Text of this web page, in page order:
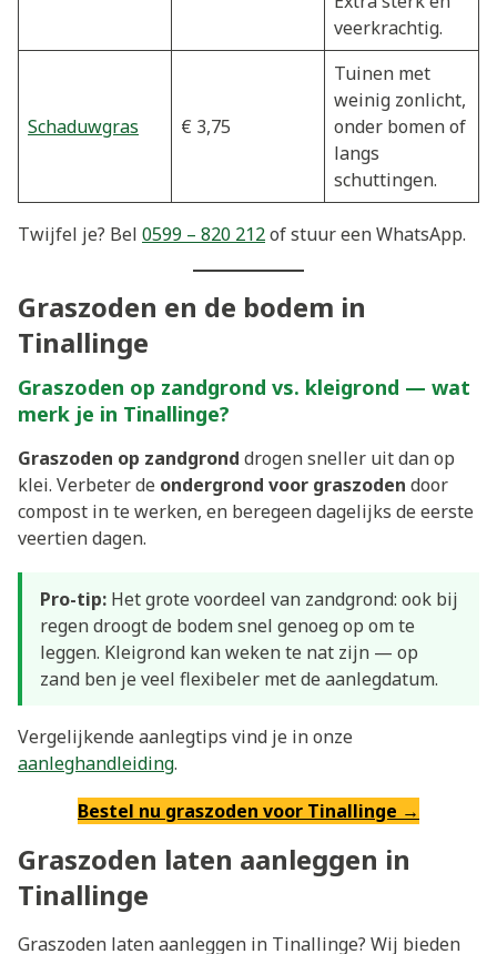
veerkrachtig.
Schaduwgras € 3,75
Tuinen met
weinig zonlicht,
onder bomen of
langs
schuttingen.
Twijfel je? Bel 0599 – 820 212of stuur een WhatsApp.
Graszoden en de bodem in
Tinallinge
Graszoden op zandgrond vs. kleigrond — wat
merk je in Tinallinge?
Graszoden op zandgrond drogen sneller uit dan op
klei. Verbeter de ondergrond voor graszoden door
compost in te werken, en beregeen dagelijks de eerste
veertien dagen.
Pro-tip: Het grote voordeel van zandgrond: ook bij
regen droogt de bodem snel genoeg op om te
leggen. Kleigrond kan weken te nat zijn — op
zand ben je veel flexibeler met de aanlegdatum.
Vergelijkende aanlegtips vind je in onze
aanleghandleiding.
Bestel nu graszoden voor Tinallinge →
Graszoden laten aanleggen in
Tinallinge
Graszoden laten aanleggen in Tinallinge? Wij bieden